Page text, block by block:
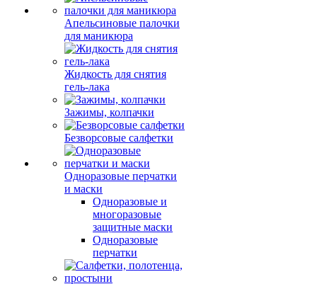
Апельсиновые палочки
для маникюра
Жидкость для снятия
гель-лака
Зажимы, колпачки
Безворсовые салфетки
Одноразовые перчатки
и маски
Одноразовые и
многоразовые
защитные маски
Одноразовые
перчатки